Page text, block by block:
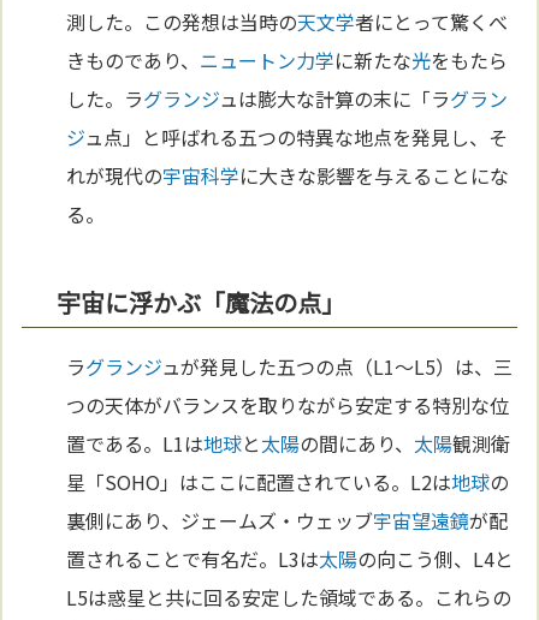
測した。この発想は当時の天文学者にとって驚くべ
きものであり、 ニュートン力学に新たな光をもたら
した。ラグランジュは膨大な計算の末に「ラグラン
ジュ点」と呼ばれる五つの特異な地点を発見し、そ
れが現代の宇宙科学に大きな影響を与えることにな
る。
宇宙に浮かぶ「魔法の点」
ラグランジュが発見した五つの点（L1～L5）は、三
つの天体がバランスを取りながら安定する特別な位
置である。L1は地球と太陽の間にあり、 太陽観測衛
星「SOHO」はここに配置されている。L2は地球の
裏側にあり、ジェームズ・ウェッブ宇宙望遠鏡が配
置されることで有名だ。L3は太陽の向こう側、L4と
L5は惑星と共に回る安定した領域である。これらの